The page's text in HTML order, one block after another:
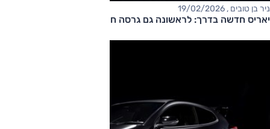
ניר בן טובים , 19/02/2026
יאריס חדשה בדרך: לראשונה גם גרסה חשמלית